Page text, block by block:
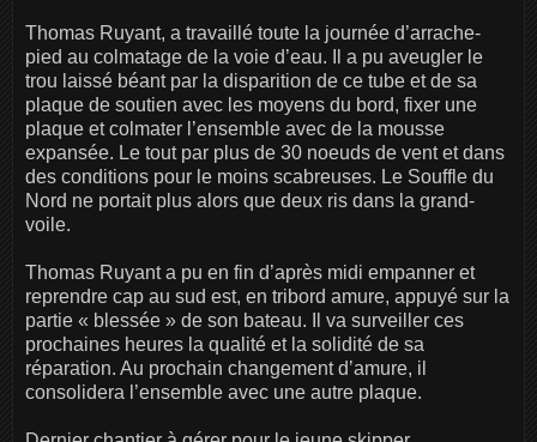
Thomas Ruyant, a travaillé toute la journée d’arrache-
pied au colmatage de la voie d’eau. Il a pu aveugler le
trou laissé béant par la disparition de ce tube et de sa
plaque de soutien avec les moyens du bord, fixer une
plaque et colmater l’ensemble avec de la mousse
expansée. Le tout par plus de 30 noeuds de vent et dans
des conditions pour le moins scabreuses. Le Souffle du
Nord ne portait plus alors que deux ris dans la grand-
voile.
Thomas Ruyant a pu en fin d’après midi empanner et
reprendre cap au sud est, en tribord amure, appuyé sur la
partie « blessée » de son bateau. Il va surveiller ces
prochaines heures la qualité et la solidité de sa
réparation. Au prochain changement d’amure, il
consolidera l’ensemble avec une autre plaque.